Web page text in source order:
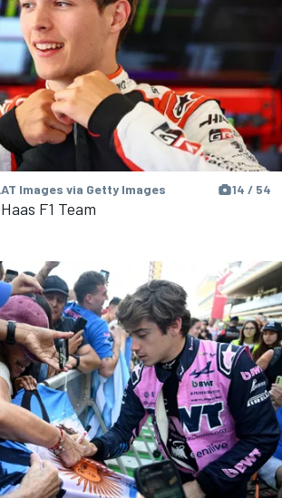
Images via Getty Images 14 / 54
F1 Team